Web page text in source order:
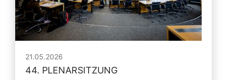
21.05.2026
44. PLENARSITZUNG